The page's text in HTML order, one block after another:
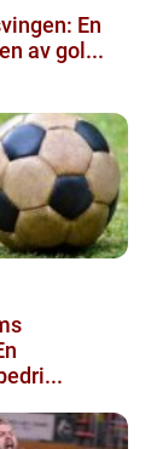
En
av gol...